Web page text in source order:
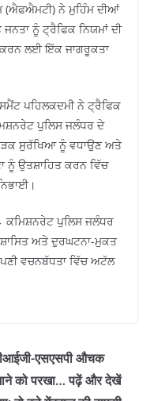
(ਐਫਐਮਟੀ) ਨੇ ਮੁਹਿੰਮ ਦੀਆਂ
ਨੂੰ ਟ੍ਰੈਫਿਕ ਨਿਯਮਾਂ ਦੀ
ਕਰਨ ਲਈ ਇੱਕ ਜਾਗਰੂਕਤਾ
ਪਹਿਲਕਦਮੀ ਨੇ ਟ੍ਰੈਫਿਕ
ਪੁਲਿਸ ਜਲੰਧਰ ਦੇ
ਸੁਰੱਖਿਆ ਨੂੰ ਵਧਾਉਣ ਅਤੇ
ਨੂੰ ਉਤਸ਼ਾਹਿਤ ਕਰਨ ਵਿੱਚ
ਪੁਲਿਸ ਜਲੰਧਰ
ਅਤੇ ਦੁਰਘਟਨਾ-ਮੁਕਤ
ਵਚਨਬੱਧਤਾ ਵਿੱਚ ਅਟੱਲ
एसएसपी औचक
को परखा… पढ़ें और देखें